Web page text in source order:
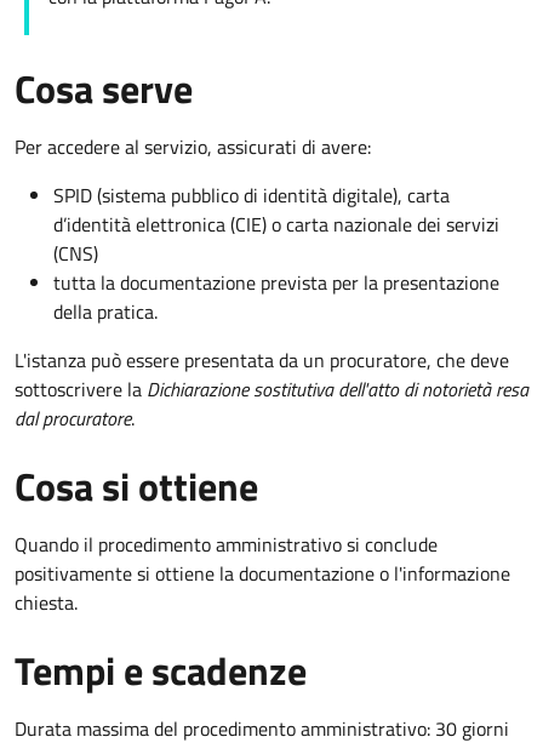
Cosa serve
Per accedere al servizio, assicurati di avere:
SPID (sistema pubblico di identità digitale), carta
d’identità elettronica (CIE) o carta nazionale dei servizi
(CNS)
tutta la documentazione prevista per la presentazione
della pratica.
L'istanza può essere presentata da un procuratore, che deve
sottoscrivere la Dichiarazione sostitutiva dell'atto di notorietà resa
dal procuratore.
Cosa si ottiene
Quando il procedimento amministrativo si conclude
positivamente si ottiene la documentazione o l'informazione
chiesta.
Tempi e scadenze
Durata massima del procedimento amministrativo: 30 giorni